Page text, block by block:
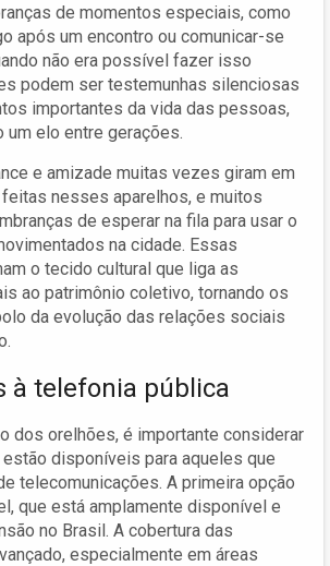
de momentos especiais, como
após um encontro ou comunicar-se
não era possível fazer isso
podem ser testemunhas silenciosas
importantes da vida das pessoas,
um elo entre gerações.
e amizade muitas vezes giram em
nesses aparelhos, e muitos
de esperar na fila para usar o
na cidade. Essas
o tecido cultural que liga as
ao patrimônio coletivo, tornando os
da evolução das relações sociais
à telefonia pública
dos orelhões, é importante considerar
disponíveis para aqueles que
telecomunicações. A primeira opção
que está amplamente disponível e
no Brasil. A cobertura das
especialmente em áreas